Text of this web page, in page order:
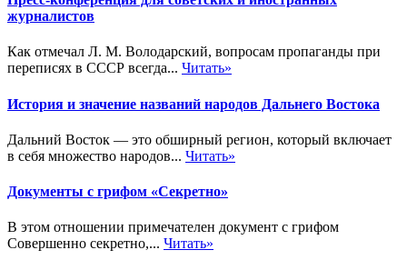
журналистов
Как отмечал Л. М. Володарский, вопросам пропаганды при
переписях в СССР всегда... Читать»
История и значение названий народов Дальнего Востока
Дальний Восток — это обширный регион, который включает
в себя множество народов... Читать»
Документы с грифом «Секретно»
В этом отношении примечателен документ с грифом
Совершенно секретно,... Читать»